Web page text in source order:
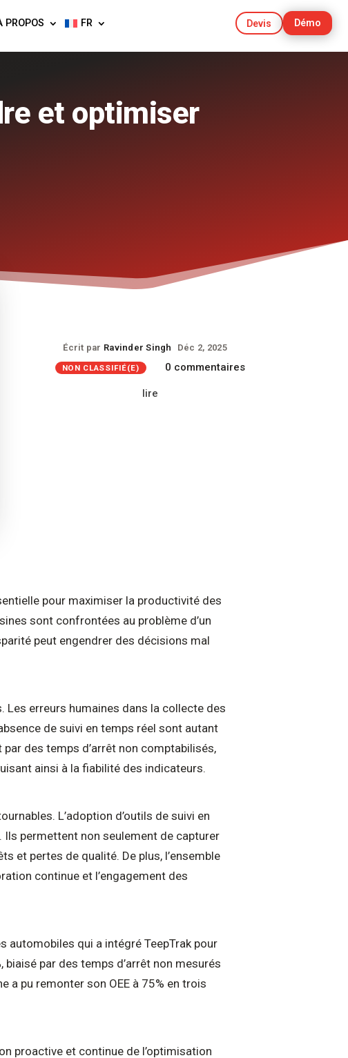
PROPOS FR Devis Démo
et optimiser
Écrit par Ravinder Singh Déc 2, 2025
NON CLASSIFIÉ(E) 0 commentaires
lire
pour maximiser la productivité des
sont confrontées au problème d’un
peut engendrer des décisions mal
Les erreurs humaines dans la collecte des
de suivi en temps réel sont autant
des temps d’arrêt non comptabilisés,
ainsi à la fiabilité des indicateurs.
L’adoption d’outils de suivi en
permettent non seulement de capturer
et pertes de qualité. De plus, l’ensemble
continue et l’engagement des
automobiles qui a intégré TeepTrak pour
par des temps d’arrêt non mesurés
a pu remonter son OEE à 75% en trois
proactive et continue de l’optimisation